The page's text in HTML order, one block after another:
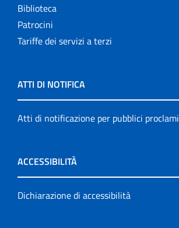
Biblioteca
Patrocini
Tariffe dei servizi a terzi
ATTI DI NOTIFICA
Atti di notificazione per pubblici proclami
ACCESSIBILITÀ
Dichiarazione di accessibilità